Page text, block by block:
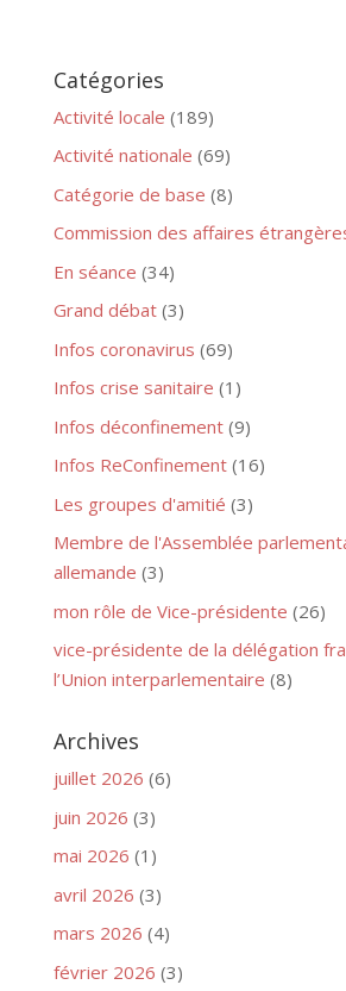
Catégories
Activité locale (189)
Activité nationale (69)
Catégorie de base (8)
Commission des affaires
En séance (34)
Grand débat(3)
Infos coronavirus (69)
Infos crise sanitaire (1)
Infos déconfinement(9)
Infos ReConfinement(16)
Les groupes d'amitié (3)
Membre de l'Assemblée
allemande (3)
mon rôle de Vice-présidente (26)
vice-présidente de la délégation
l’Union interparlementaire (8)
Archives
juillet 2026 (6)
juin 2026 (3)
mai 2026 (1)
avril 2026 (3)
mars 2026 (4)
février 2026 (3)